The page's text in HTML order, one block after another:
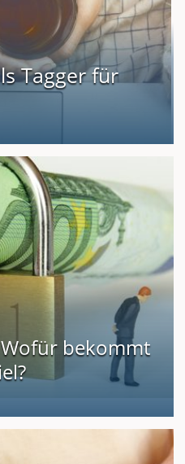
Tagger für
bekommt